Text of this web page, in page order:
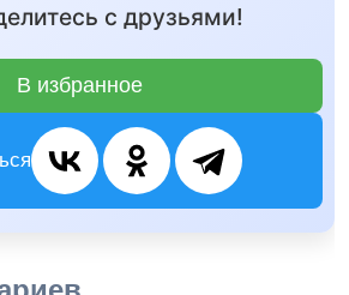
с друзьями!
В избранное